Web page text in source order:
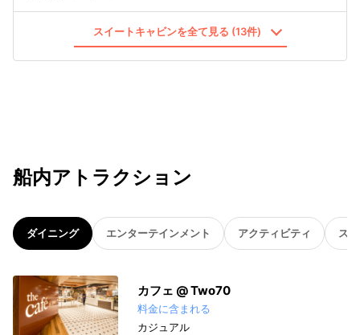
スイートキャビンを全て見る (13件)
船内アトラクション
ダイニング エンターテインメント アクティビティ ス
カフェ @ Two70
料金に含まれる
カジュアル